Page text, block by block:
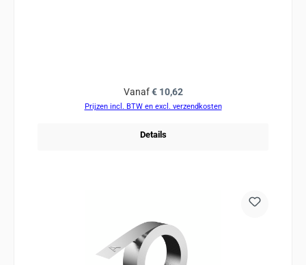
Normale prijs:
Vanaf€ 10,62
Prijzen incl. BTW en excl. verzendkosten
Details